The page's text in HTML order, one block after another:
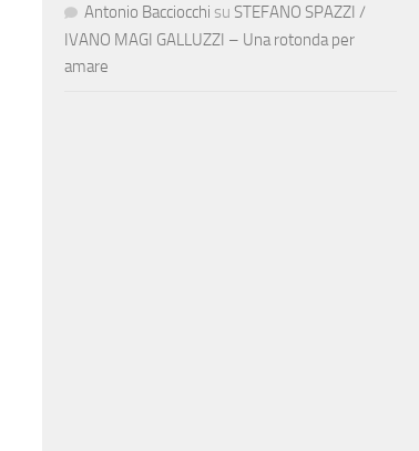
Antonio Bacciocchi su STEFANO SPAZZI /
IVANO MAGI GALLUZZI – Una rotonda per
amare